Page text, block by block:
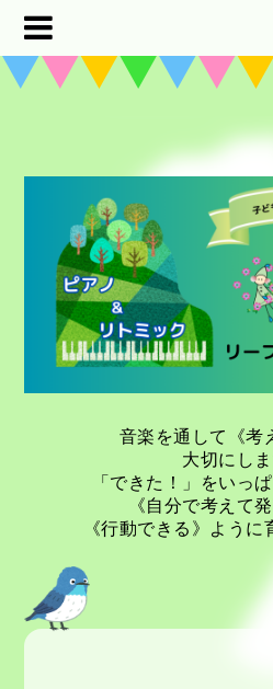
音楽を通して《考
大切にしま
「できた！」をいっ
《自分で考えて
《行動できる》よう